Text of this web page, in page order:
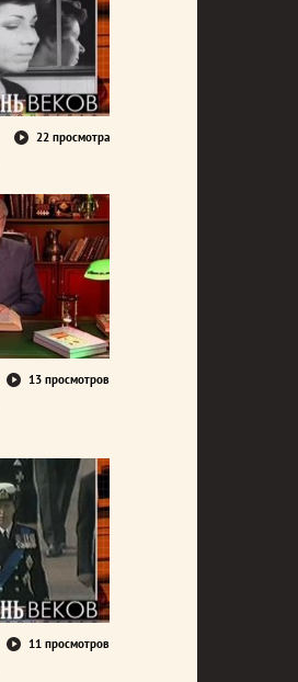
22 просмотра
13 просмотров
11 просмотров